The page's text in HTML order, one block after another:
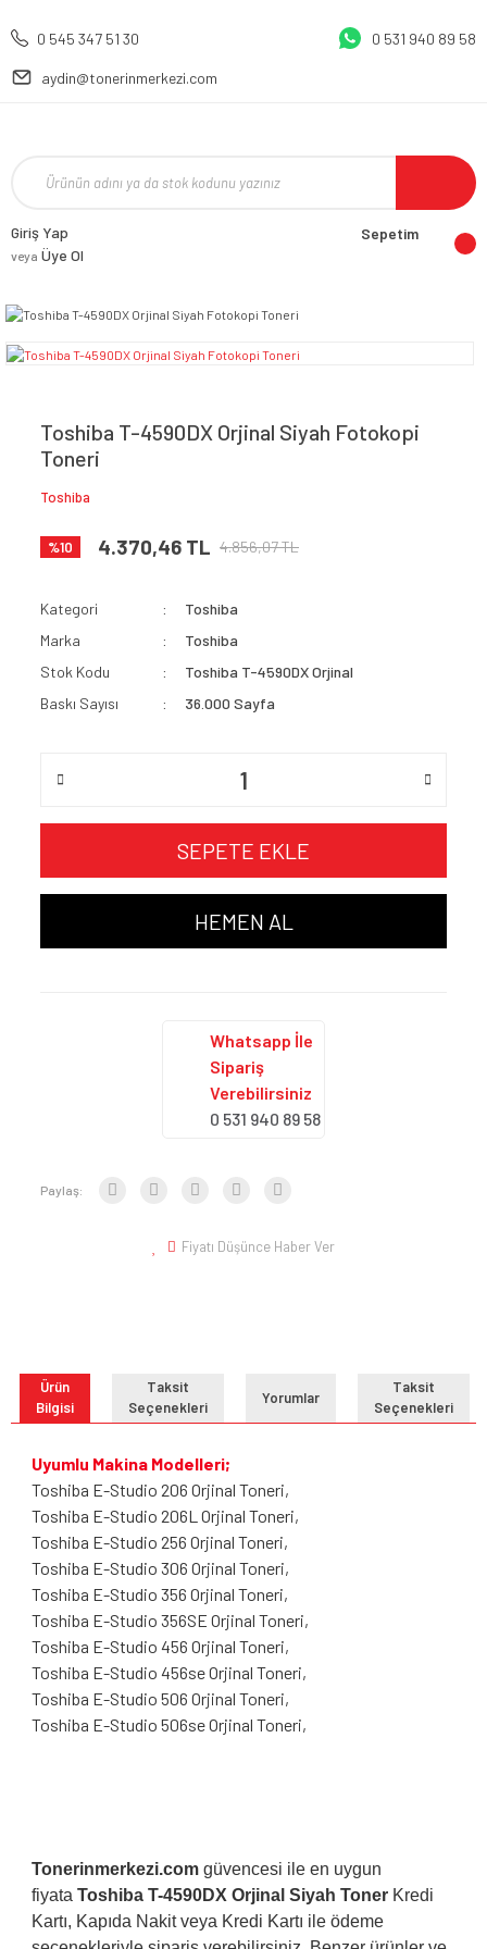
0 545 347 51 30 0 531 940 89 58
aydin@tonerinmerkezi.com
Giriş Yap
veya Üye Ol
Sepetim
Toshiba T-4590DX Orjinal Siyah Fotokopi
Toneri
Toshiba
%10 4.370,46 TL 4.856,07 TL
Kategori
Toshiba
Marka
Toshiba
Stok Kodu
Toshiba T-4590DX Orjinal
Baskı Sayısı
36.000 Sayfa
SEPETE EKLE
HEMEN AL
Whatsapp İle
Sipariş
Verebilirsiniz
0 531 940 89 58
Paylaş:
Fiyatı Düşünce Haber Ver
Ürün
Bilgisi
Taksit
Seçenekleri
Yorumlar
Taksit
Seçenekleri
Uyumlu Makina Modelleri;
Toshiba E-Studio 206 Orjinal Toneri,
Toshiba E-Studio 206L Orjinal Toneri,
Toshiba E-Studio 256 Orjinal Toneri,
Toshiba E-Studio 306 Orjinal Toneri,
Toshiba E-Studio 356 Orjinal Toneri,
Toshiba E-Studio 356SE Orjinal Toneri,
Toshiba E-Studio 456 Orjinal Toneri,
Toshiba E-Studio 456se Orjinal Toneri,
Toshiba E-Studio 506 Orjinal Toneri,
Toshiba E-Studio 506se Orjinal Toneri,
Tonerinmerkezi.com güvencesi ile en uygun
fiyata Toshiba T-4590DX Orjinal Siyah Toner Kredi
Kartı, Kapıda Nakit veya Kredi Kartı ile ödeme